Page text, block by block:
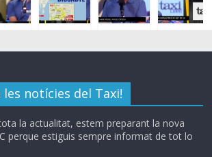
notícies del Taxi!
la actualitat, estem preparant la nova
perque estiguis sempre informat de tot lo